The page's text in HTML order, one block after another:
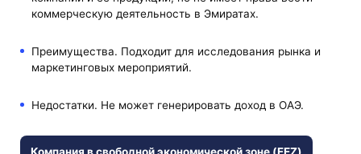
коммерческую деятельность в Эмиратах.
Преимущества. Подходит для исследования рынка и
маркетинговых мероприятий.
Недостатки. Не может генерировать доход в ОАЭ.
Компания в свободной экономической зоне (FEZ)